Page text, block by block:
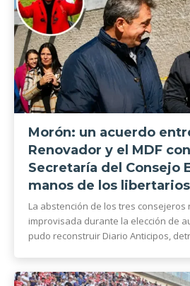
Morón: un acuerdo
Renovador y el MDF
Secretaría del Consejo
manos de los libertarios
La abstención de los tres
improvisada durante la elección de
pudo reconstruir Diario Anticipos,